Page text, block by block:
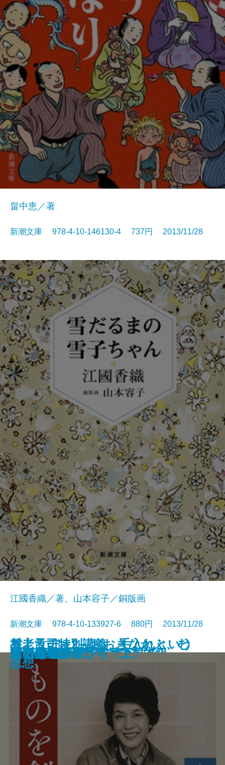
村上ラヂオ2―おおきなかぶ、む
ずかしいアボカド―
大江健三郎 作家自身を語る
ゴランノスポン
寒灯・腐泥の果実
雪の練習生
闇の黒猫―北町奉行所朽木組―
想い出あずかります
通夜の情事
やなりいなり
畠中恵／著
新潮文庫 978-4-10-146130-4 737円 2013/11/28
雪だるまの雪子ちゃん
江國香織／著、山本容子／銅版画
新潮文庫 978-4-10-133927-6 880円 2013/11/28
ものを創る
飲めば都
灰色の虹
いとみち
ヤノマミ
三十光年の星たち〔上〕
三十光年の星たち〔下〕
養老孟司特別講義 手入れという
思想
食い意地クン
カウントダウン